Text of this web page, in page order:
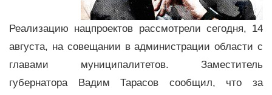
Реализацию нацпроектов рассмотрели сегодня, 14
августа, на совещании в администрации области с
главами муниципалитетов. Заместитель
губернатора Вадим Тарасов сообщил, что за